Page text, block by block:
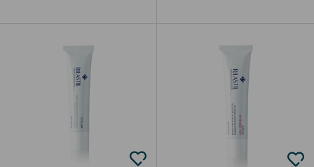
Massajadores
Coffrets